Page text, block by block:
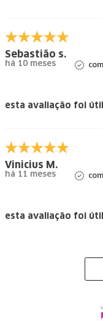
Sebastião s.
há 10 meses
esta avaliação foi
Vinicius M.
há 11 meses
esta avaliação foi